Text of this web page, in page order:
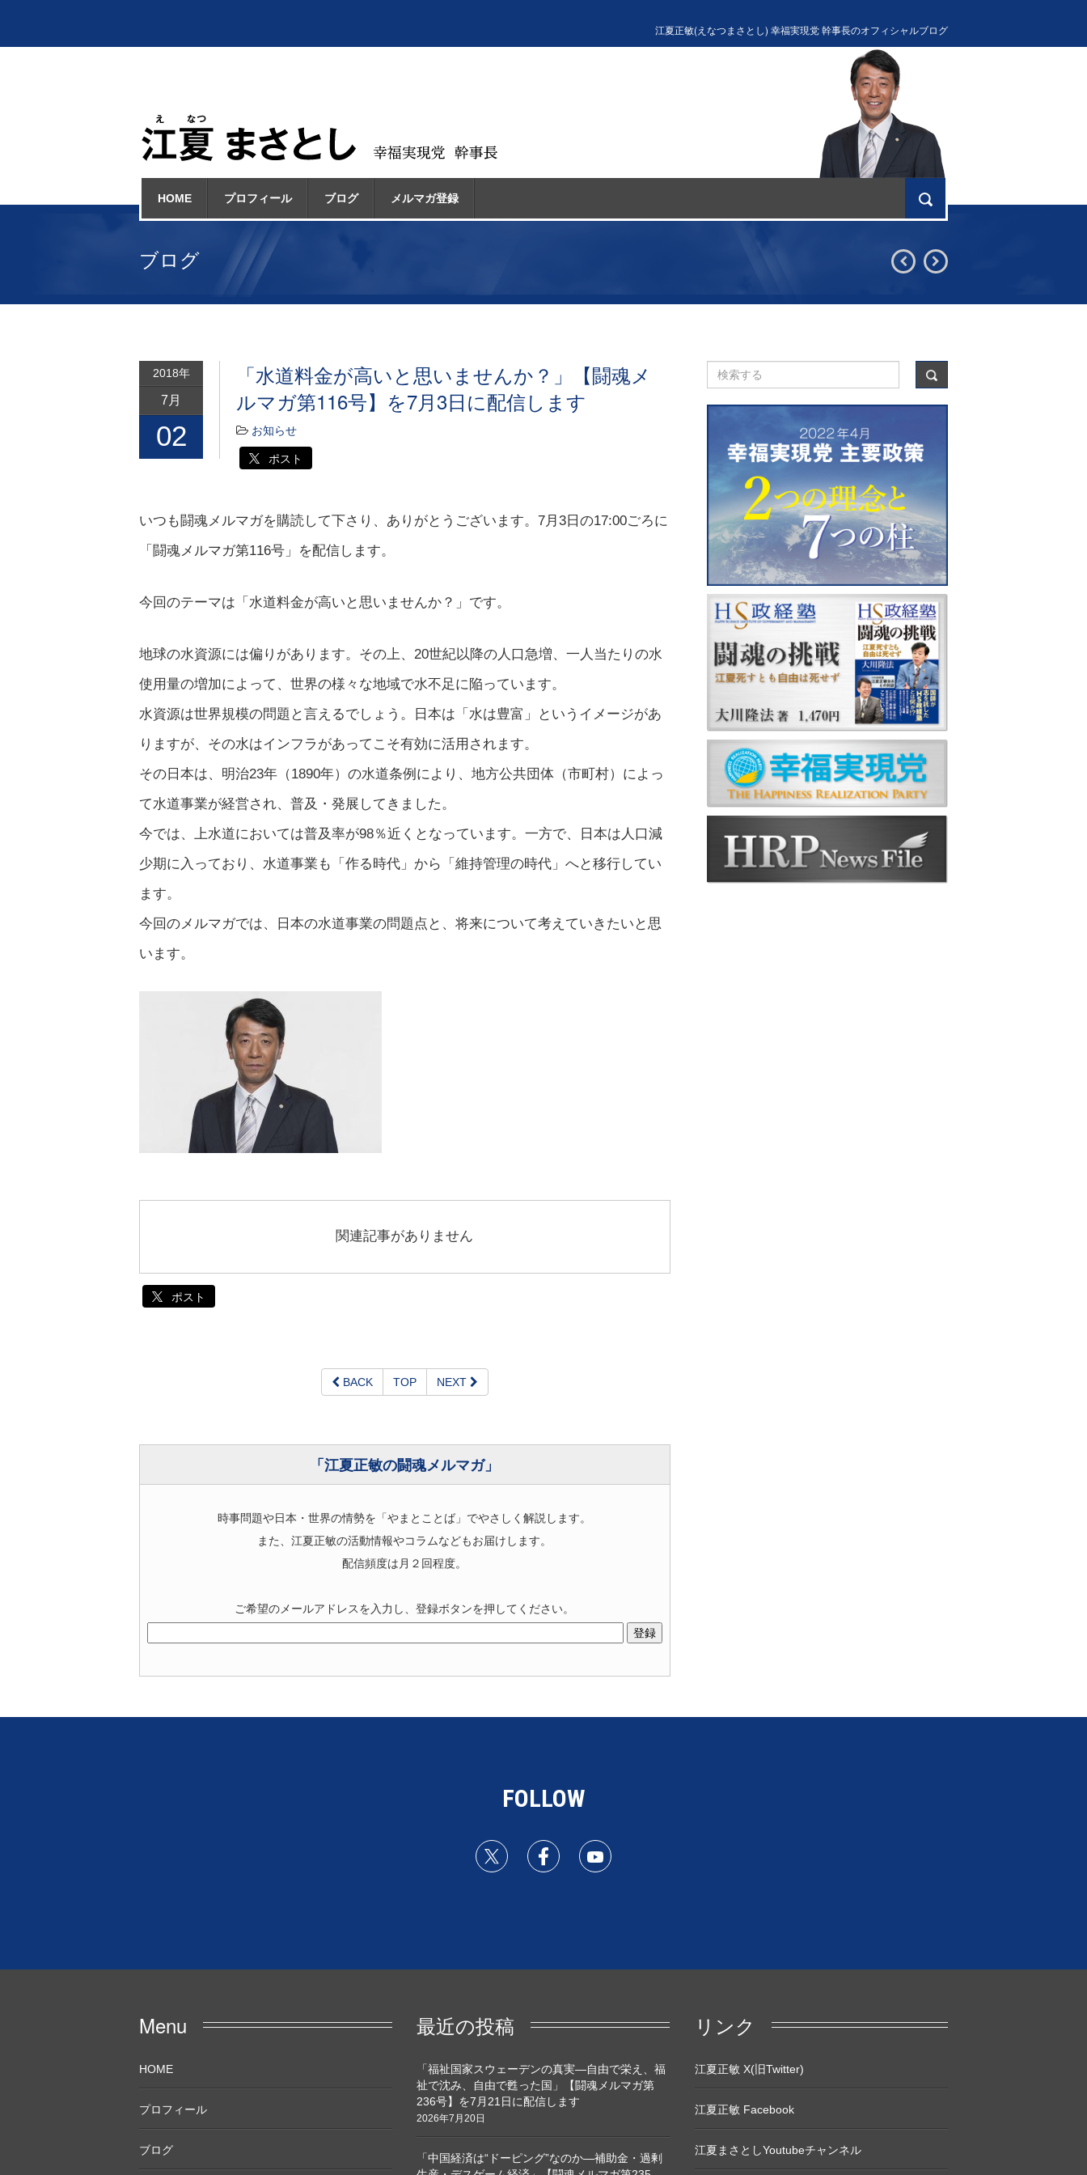
江夏正敏(えなつまさとし) 幸福実現党 幹事長のオフィシャルブログ
HOME プロフィール ブログ メルマガ登録
ブログ
2018年
7月
02
「水道料金が高いと思いませんか？」【闘魂メ
ルマガ第116号】を7月3日に配信します
お知らせ
ポスト
いつも闘魂メルマガを購読して下さり、ありがとうございます。7月3日の17:00ごろに
「闘魂メルマガ第116号」を配信します。
今回のテーマは「水道料金が高いと思いませんか？」です。
地球の水資源には偏りがあります。その上、20世紀以降の人口急増、一人当たりの水
使用量の増加によって、世界の様々な地域で水不足に陥っています。
水資源は世界規模の問題と言えるでしょう。日本は「水は豊富」というイメージがあ
りますが、その水はインフラがあってこそ有効に活用されます。
その日本は、明治23年（1890年）の水道条例により、地方公共団体（市町村）によっ
て水道事業が経営され、普及・発展してきました。
今では、上水道においては普及率が98％近くとなっています。一方で、日本は人口減
少期に入っており、水道事業も「作る時代」から「維持管理の時代」へと移行してい
ます。
今回のメルマガでは、日本の水道事業の問題点と、将来について考えていきたいと思
います。
関連記事がありません
ポスト
BACK TOP NEXT
「江夏正敏の闘魂メルマガ」
時事問題や日本・世界の情勢を「やまとことば」でやさしく解説します。
また、江夏正敏の活動情報やコラムなどもお届けします。
配信頻度は月２回程度。
ご希望のメールアドレスを入力し、登録ボタンを押してください。
FOLLOW
Menu
HOME
プロフィール
ブログ
最近の投稿
「福祉国家スウェーデンの真実―自由で栄え、福
祉で沈み、自由で甦った国」【闘魂メルマガ第
236号】を7月21日に配信します
2026年7月20日
「中国経済は“ドーピング”なのか―補助金・過剰
リンク
江夏正敏 X(旧Twitter)
江夏正敏 Facebook
江夏まさとしYoutubeチャンネル